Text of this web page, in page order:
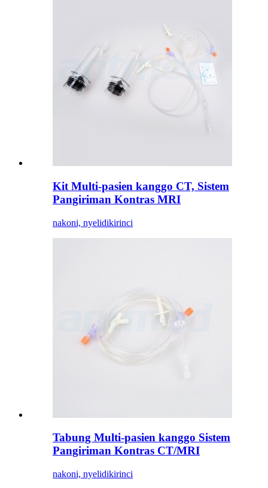
Kit Multi-pasien kanggo CT, Sistem
Pangiriman Kontras MRI
nakoni, nyelidikirinci
Tabung Multi-pasien kanggo Sistem
Pangiriman Kontras CT/MRI
nakoni, nyelidikirinci